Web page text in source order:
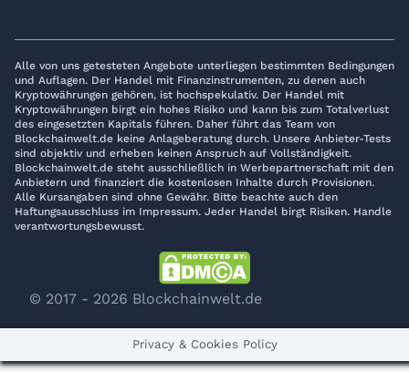
Alle von uns getesteten Angebote unterliegen bestimmten Bedingungen
und Auflagen. Der Handel mit Finanzinstrumenten, zu denen auch
Kryptowährungen gehören, ist hochspekulativ. Der Handel mit
Kryptowährungen birgt ein hohes Risiko und kann bis zum Totalverlust
des eingesetzten Kapitals führen. Daher führt das Team von
Blockchainwelt.de keine Anlageberatung durch. Unsere Anbieter-Tests
sind objektiv und erheben keinen Anspruch auf Vollständigkeit.
Blockchainwelt.de steht ausschließlich in Werbepartnerschaft mit den
Anbietern und finanziert die kostenlosen Inhalte durch Provisionen.
Alle Kursangaben sind ohne Gewähr. Bitte beachte auch den
Haftungsausschluss im Impressum. Jeder Handel birgt Risiken. Handle
verantwortungsbewusst.
© 2017 - 2026 Blockchainwelt.de
Privacy & Cookies Policy